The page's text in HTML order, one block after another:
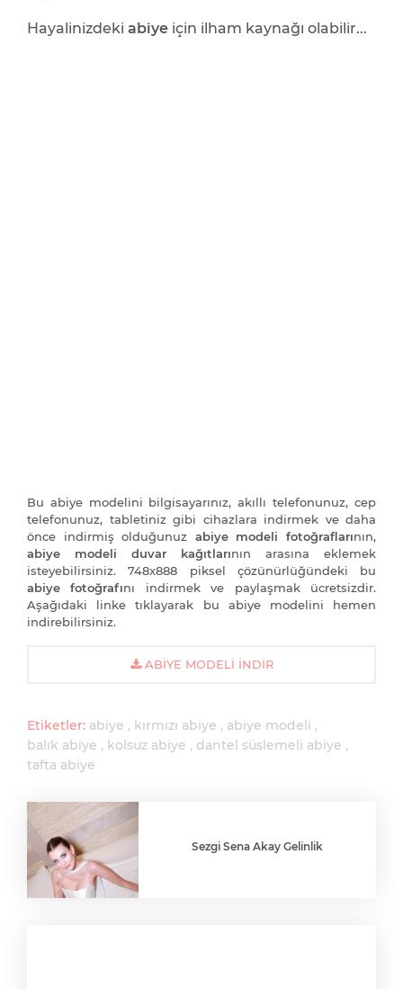
Hayalinizdeki abiye için ilham kaynağı olabilir...
Bu abiye modelini bilgisayarınız, akıllı telefonunuz, cep
telefonunuz, tabletiniz gibi cihazlara indirmek ve daha
önce indirmiş olduğunuz abiye modeli fotoğraflarının,
abiye modeli duvar kağıtlarının arasına eklemek
isteyebilirsiniz. 748x888 piksel çözünürlüğündeki bu
abiye fotoğrafını indirmek ve paylaşmak ücretsizdir.
Aşağıdaki linke tıklayarak bu abiye modelini hemen
indirebilirsiniz.
ABIYE MODELI İNDIR
Etiketler: abiye kırmızı abiye
abiye modeli
balık abiye
kolsuz abiye
dantel süslemeli abiye
tafta abiye
Sezgi Sena Akay Gelinlik